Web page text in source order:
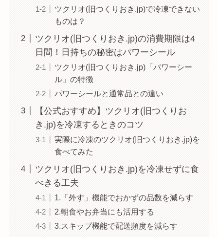
ツクリオ(旧つくりおき.jp)で冷凍できない
ものは？
ツクリオ(旧つくりおき.jp)の消費期限は4
日間！日持ちの秘密はパワーシール
ツクリオ(旧つくりおき.jp)「パワーシー
ル」の特徴
パワーシールと通常品との違い
【公式おすすめ】ツクリオ(旧つくりお
き.jp)を冷凍するときのコツ
実際に冷凍のツクリオ(旧つくりおき.jp)を
食べてみた
ツクリオ(旧つくりおき.jp)を冷凍せずに食
べきる工夫
1.「外す」機能でおかずの品数を減らす
2.朝食やお弁当にも活用する
3.スキップ機能で配送頻度を減らす